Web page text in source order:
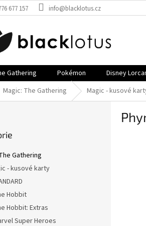
677 157 info@blacklotus.cz
Gathering Pokémon Disney
Magic: The Gathering Magic - kusové
Gathering
- kusové karty
Hobbit
Hobbit: Extras
Super Heroes